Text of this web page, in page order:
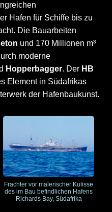
Hafen für Schiffe bis zu
Die Bauarbeiten
und 170 Millionen m³
moderne
Hopperbagger. Der HB
Element in Südafrikas
der Hafenbaukunst.
Frachter vor malerischer Kulisse
des im Bau befindlichen Hafens
Richards Bay, Südafrika